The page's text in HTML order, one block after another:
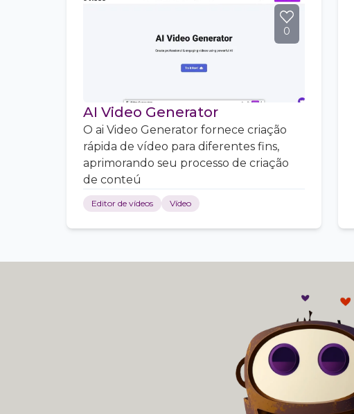
0
AI Video Generator
O ai Video Generator fornece criação
rápida de vídeo para diferentes fins,
aprimorando seu processo de criação
de conteú
Editor de vídeos Vídeo